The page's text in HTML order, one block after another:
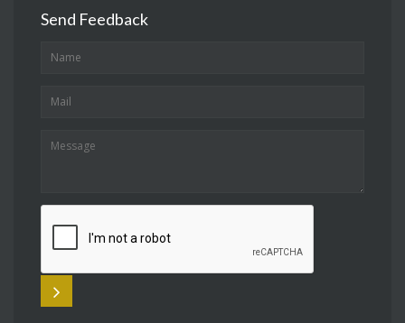
Send Feedback